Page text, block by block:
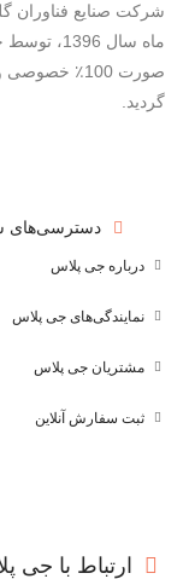
ماه سال
گردید.
دسترسی‌های
درباره جی پلاس
نمایندگی‌های جی پلاس
مشتریان جی پلاس
ثبت سفارش آنلاین
ارتباط با جی